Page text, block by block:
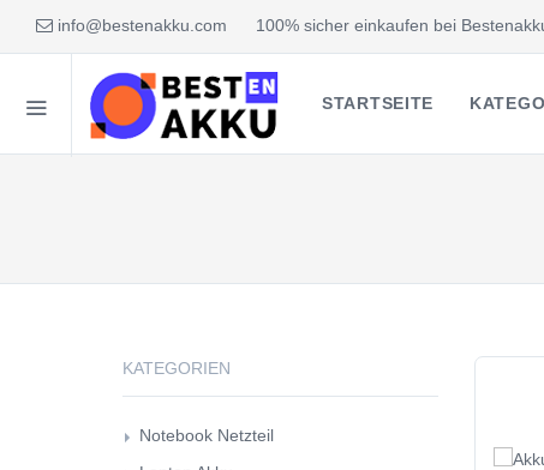
info@bestenakku.com 100% sicher einkaufen bei
STARTSEITE
KATEGORIEN
Notebook Netzteil